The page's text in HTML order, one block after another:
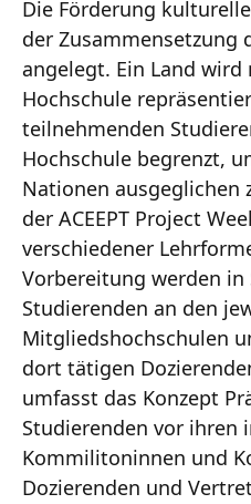
Die Förderung
der Zusammensetzung
angelegt. Ein Land
Hochschule
teilnehmenden
Hochschule begrenzt,
Nationen ausgeglichen
der ACEEPT Project
verschiedener
Vorbereitung werden
Studierenden an den
Mitgliedshochschulen
dort tätigen
umfasst das Konzept
Studierenden vor ihren
Kommilitoninnen und
Dozierenden und